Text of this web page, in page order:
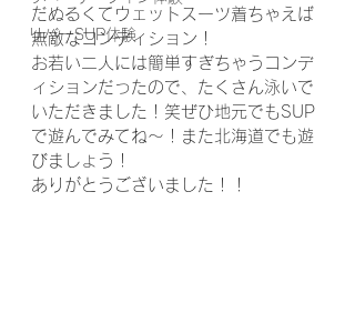
リバーSUP体験
だぬるくてウェットスーツ着ちゃえば
無敵なコンディション！
お若い二人には簡単すぎちゃうコンデ
ィションだったので、たくさん泳いで
いただきました！笑ぜひ地元でもSUP
で遊んでみてね～！また北海道でも遊
びましょう！
ありがとうございました！！